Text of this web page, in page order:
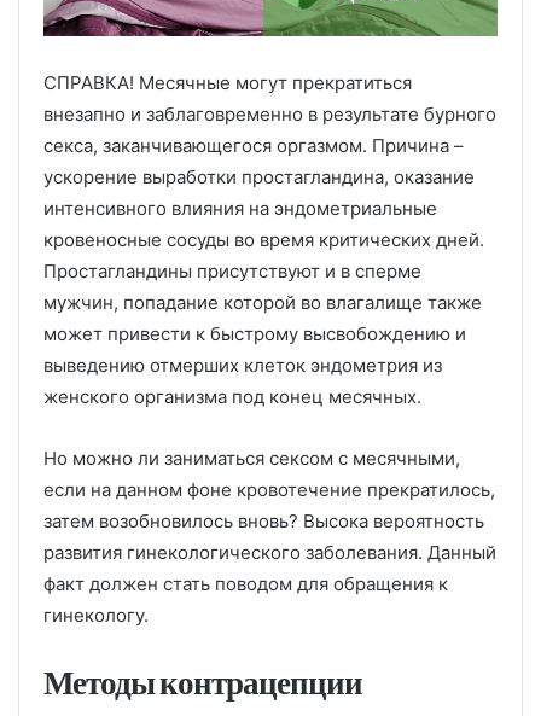
СПРАВКА! Месячные могут прекратиться
внезапно и заблаговременно в результате бурного
секса, заканчивающегося оргазмом. Причина –
ускорение выработки простагландина, оказание
интенсивного влияния на эндометриальные
кровеносные сосуды во время критических дней.
Простагландины присутствуют и в сперме
мужчин, попадание которой во влагалище также
может привести к быстрому высвобождению и
выведению отмерших клеток эндометрия из
женского организма под конец месячных.
Но можно ли заниматься сексом с месячными,
если на данном фоне кровотечение прекратилось,
затем возобновилось вновь? Высока вероятность
развития гинекологического заболевания. Данный
факт должен стать поводом для обращения к
гинекологу.
Методы контрацепции